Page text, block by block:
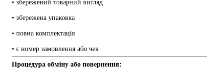
• збережений товарний вигляд
• збережена упаковка
• повна комплектація
• є номер замовлення або чек
Процедура обміну або повернення: